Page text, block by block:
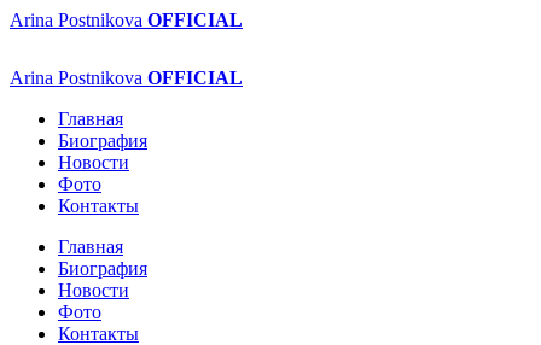
Arina Postnikova OFFICIAL
Arina Postnikova OFFICIAL
Главная
Биография
Новости
Фото
Контакты
Главная
Биография
Новости
Фото
Контакты